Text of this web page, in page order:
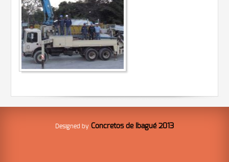
Designed by Concretos de Ibagué 2013